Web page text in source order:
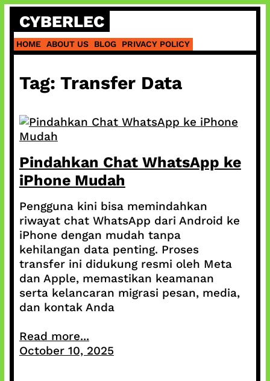
Skip
content
CYBERLEC
HOME ABOUT US BLOG PRIVACY POLICY
Tag: Transfer Data
Pindahkan Chat WhatsApp ke
iPhone Mudah
Pengguna kini bisa memindahkan
riwayat chat WhatsApp dari Android ke
iPhone dengan mudah tanpa
kehilangan data penting. Proses
transfer ini didukung resmi oleh Meta
dan Apple, memastikan keamanan
serta kelancaran migrasi pesan, media,
dan kontak Anda
Read more...
October 10, 2025